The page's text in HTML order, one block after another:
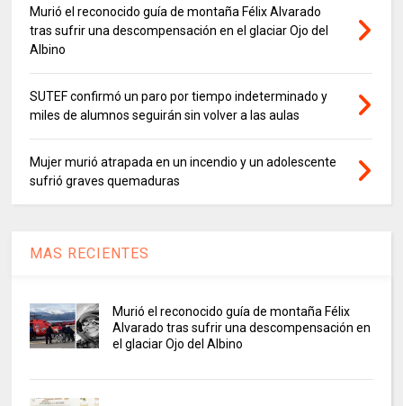
Murió el reconocido guía de montaña Félix Alvarado
tras sufrir una descompensación en el glaciar Ojo del
Albino
SUTEF confirmó un paro por tiempo indeterminado y
miles de alumnos seguirán sin volver a las aulas
Mujer murió atrapada en un incendio y un adolescente
sufrió graves quemaduras
MAS RECIENTES
Murió el reconocido guía de montaña Félix
Alvarado tras sufrir una descompensación en
el glaciar Ojo del Albino